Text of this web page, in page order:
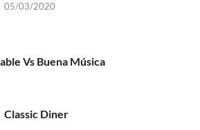
05/03/2020
Vs Buena Música
Classic Diner